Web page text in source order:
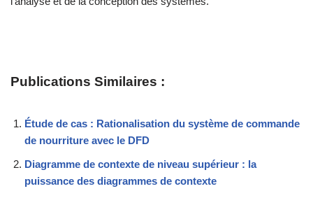
Publications Similaires :
Étude de cas : Rationalisation du système de commande
de nourriture avec le DFD
Diagramme de contexte de niveau supérieur : la
puissance des diagrammes de contexte